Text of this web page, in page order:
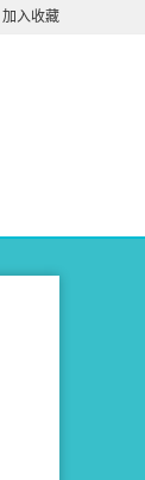
加入收藏